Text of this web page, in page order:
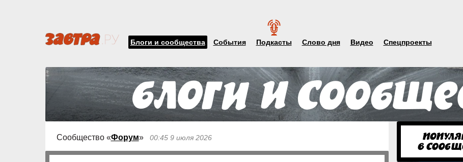
Блоги и сообщества События Подкасты Слово дня Видео Спецпроекты
Сообщество «Форум» 00:45 9 июля 2026